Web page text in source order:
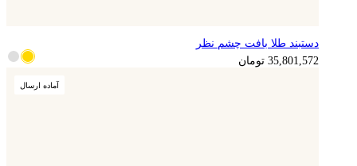
8,950,393 تومان
دستبند طلا بافت چشم نظر
35,801,572 تومان
آماده ارسال